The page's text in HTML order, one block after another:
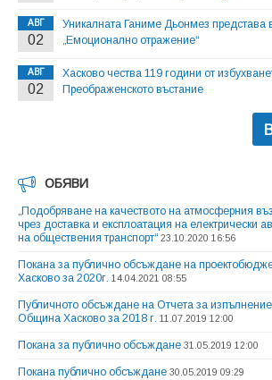
АВГ
02
Уникалната Ганиме Дьонмез представа
„Емоционално отражение“
АВГ
02
Хасково чества 119 години от
Преображенското въстание
ОБЯВИ
„Подобряване на качеството на атмосферния
чрез доставка и експлоатация на електрически
на обществения транспорт“ 23.10.2020 16:56
Покана за публично обсъждане на
Хасково за 2020г. 14.04.2021 08:55
Публичното обсъждане на Отчета за
Община Хасково за 2018 г. 11.07.2019 12:00
Покана за публично обсъждане 31.05.2019 12:00
Покана публично обсъждане 30.05.2019 09:29